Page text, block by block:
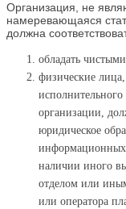
Организация, не
намеревающаяся
должна
обладать
физические
исполнительного
организации,
юридическое
наличии иного
отделом или
или оператора